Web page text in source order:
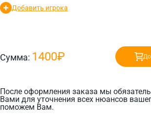
Добавить игрока
После оформления заказа мы
Вами для уточнения всех нюансов
поможем Вам.
Сумма: 1400₽